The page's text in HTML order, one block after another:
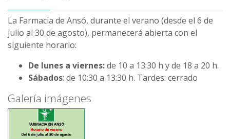
La Farmacia de Ansó, durante el verano (desde el 6 de
julio al 30 de agosto), permanecerá abierta con el
siguiente horario:
De lunes a viernes:de 10 a 13:30 h y de 18 a 20 h.
Sábados: de 10:30 a 13:30 h. Tardes: cerrado
Galería imágenes